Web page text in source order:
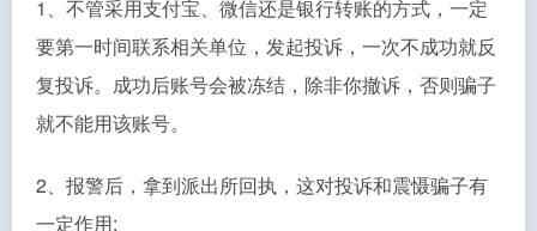
1、不管采用支付宝、微信还是银行转账的方式，一定
要第一时间联系相关单位，发起投诉，一次不成功就反
复投诉。成功后账号会被冻结，除非你撤诉，否则骗子
就不能用该账号。
2、报警后，拿到派出所回执，这对投诉和震慑骗子有
一定作用;